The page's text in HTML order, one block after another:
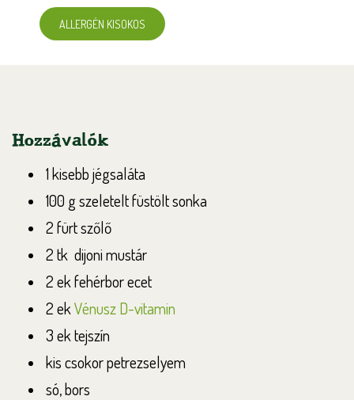
ALLERGÉN KISOKOS
Hozzávalók
1 kisebb jégsaláta
100 g szeletelt füstölt sonka
2 fürt szőlő
2 tk dijoni mustár
2 ek fehérbor ecet
2 ekVénusz D-vitamin
3 ek tejszín
kis csokor petrezselyem
só, bors